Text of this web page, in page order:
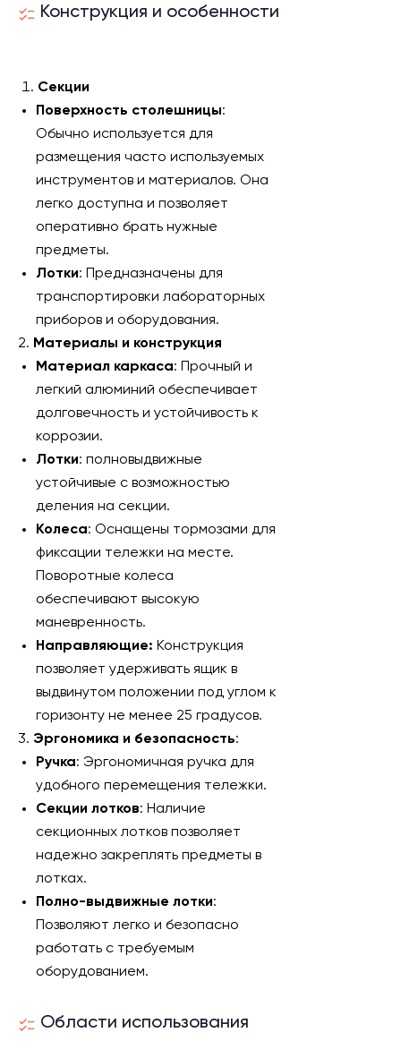
Секции
Поверхность столешницы:
Обычно используется для
размещения часто используемых
инструментов и материалов. Она
легко доступна и позволяет
оперативно брать нужные
предметы.
Лотки: Предназначены для
транспортировки лабораторных
приборов и оборудования.
2. Материалы и конструкция
Материал каркаса: Прочный и
легкий алюминий обеспечивает
долговечность и устойчивость к
коррозии.
Лотки: полновыдвижные
устойчивые с возможностью
деления на секции.
Колеса: Оснащены тормозами для
фиксации тележки на месте.
Поворотные колеса
обеспечивают высокую
маневренность.
Направляющие: Конструкция
позволяет удерживать ящик в
выдвинутом положении под углом к
горизонту не менее 25 градусов.
3. Эргономика и безопасность:
Ручка: Эргономичная ручка для
удобного перемещения тележки.
Секции лотков: Наличие
секционных лотков позволяет
надежно закреплять предметы в
лотках.
Полно-выдвижные лотки:
Позволяют легко и безопасно
работать с требуемым
оборудованием.
Конструкция и особенности
Области использования